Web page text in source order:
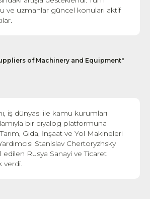
ve uzmanlar güncel konuları aktif
of Machinery and Equipment"
iş dünyası ile kamu kurumları
bir diyalog platformuna
Gıda, İnşaat ve Yol Makineleri
Stanislav Chertoryzhsky
edilen Rusya Sanayi ve Ticaret
verdi.